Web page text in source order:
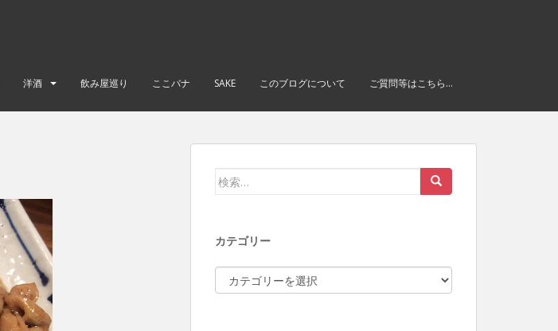
洋酒 飲み屋巡り ここバナ SAKE このブログについて ご質問等はこちら…
検索:
カテゴリー
カテゴリー